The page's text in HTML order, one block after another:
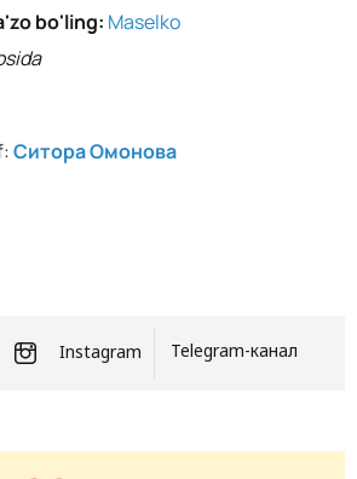
bo'ling: Maselko
Ситора Омонова
Instagram Telegram-канал